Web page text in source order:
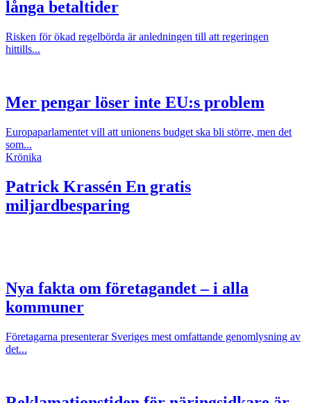
långa betaltider
Risken för ökad regelbörda är anledningen till att regeringen
hittills...
Mer pengar löser inte EU:s problem
Europaparlamentet vill att unionens budget ska bli större, men det
som...
Krönika
Patrick Krassén En gratis
miljardbesparing
Nya fakta om företagandet – i alla
kommuner
Företagarna presenterar Sveriges mest omfattande genomlysning av
det...